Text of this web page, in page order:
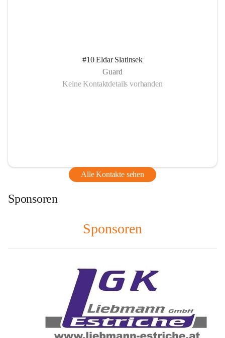
#10 Eldar Slatinsek
Guard
Keine Kontaktdetails vorhanden
Alle Kontakte sehen
Sponsoren
Sponsoren